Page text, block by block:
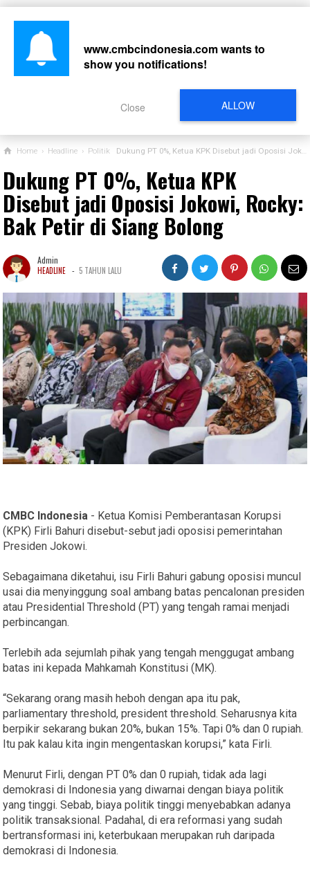
Home › Headline › Politik Dukung PT 0%, Ketua KPK Disebut jadi Oposisi Jokowi, Rocky: Bak Petir di Siang Bolong
Dukung PT 0%, Ketua KPK
Disebut jadi Oposisi Jokowi, Rocky:
Bak Petir di Siang Bolong
Admin
HEADLINE - 5 TAHUN LALU
CMBC Indonesia - Ketua Komisi Pemberantasan Korupsi
(KPK) Firli Bahuri disebut-sebut jadi oposisi pemerintahan
Presiden Jokowi.
Sebagaimana diketahui, isu Firli Bahuri gabung oposisi muncul
usai dia menyinggung soal ambang batas pencalonan presiden
atau Presidential Threshold (PT) yang tengah ramai menjadi
perbincangan.
Terlebih ada sejumlah pihak yang tengah menggugat ambang
batas ini kepada Mahkamah Konstitusi (MK).
“Sekarang orang masih heboh dengan apa itu pak,
parliamentary threshold, president threshold. Seharusnya kita
berpikir sekarang bukan 20%, bukan 15%. Tapi 0% dan 0 rupiah.
Itu pak kalau kita ingin mengentaskan korupsi,” kata Firli.
Menurut Firli, dengan PT 0% dan 0 rupiah, tidak ada lagi
demokrasi di Indonesia yang diwarnai dengan biaya politik
yang tinggi. Sebab, biaya politik tinggi menyebabkan adanya
politik transaksional. Padahal, di era reformasi yang sudah
bertransformasi ini, keterbukaan merupakan ruh daripada
demokrasi di Indonesia.
www.cmbcindonesia.comwants to
show you notifications!
ALLOW
Close